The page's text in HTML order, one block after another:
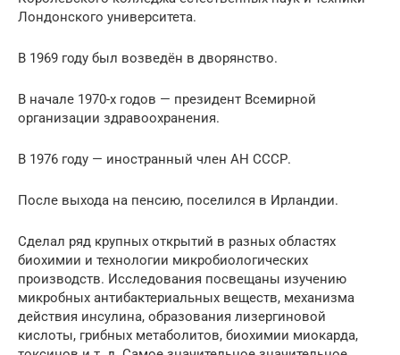
Лондонского университета.
В 1969 году был возведён в дворянство.
В начале 1970-х годов — президент Всемирной
организации здравоохранения.
В 1976 году — иностранный член АН СССР.
После выхода на пенсию, поселился в Ирландии.
Сделал ряд крупных открытий в разных областях
биохимии и технологии микробиологических
производств. Исследования посвещаны изучению
микробных антибактериальных веществ, механизма
действия инсулина, образования лизергиновой
кислоты, грибных метаболитов, биохимии миокарда,